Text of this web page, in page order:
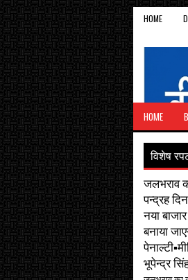
HOME
HOME
विशेष
जलभराव
पन्द्रह
नया
बनाया
भूपेन्द्र